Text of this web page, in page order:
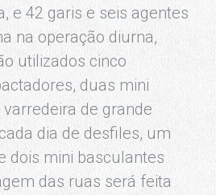
e 42 garis e seis agentes
na operação diurna,
utilizados cinco
duas mini
de grande
dia de desfiles, um
dois mini basculantes
das ruas será feita